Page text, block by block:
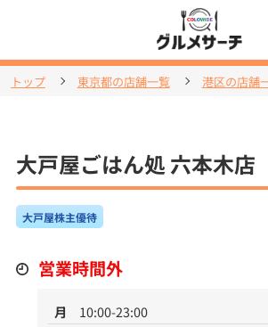
トップ 東京都の店舗一覧 港区の店舗
大戸屋ごはん処 六本木店
大戸屋株主優待
営業時間外
月
10:00-23:00